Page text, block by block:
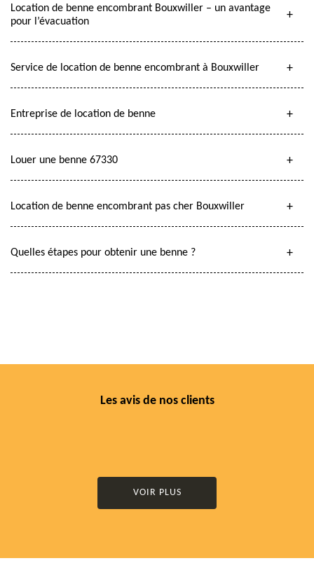
Location de benne encombrant Bouxwiller – un avantage
pour l’évacuation
Service de location de benne encombrant à Bouxwiller
Entreprise de location de benne
Louer une benne 67330
Location de benne encombrant pas cher Bouxwiller
Quelles étapes pour obtenir une benne ?
Les avis de nos clients
VOIR PLUS